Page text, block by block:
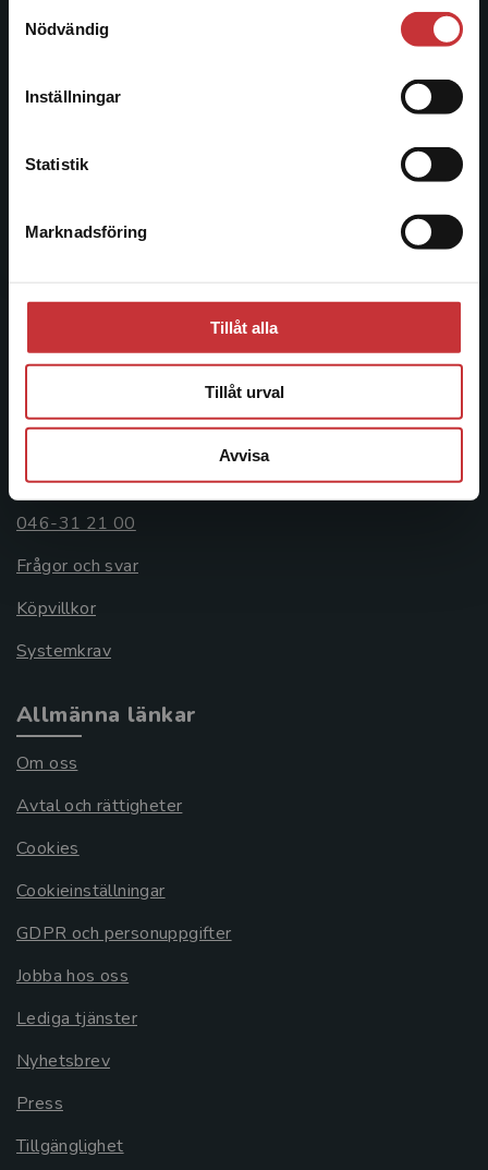
Nödvändig
Inställningar
Statistik
Marknadsföring
Tillåt alla
Tillåt urval
Avvisa
Vi erbjuder inte leveranser utanför Sverige. För
att kunna slutföra ett köp måste
längs hela kunskapsresan.
Kontakta oss
046-31 20 00
Box 141
Åkergränden 1
226 60 Lund
Kundservice
Kontakta kundservice
046-31 21 00
Frågor och svar
Köpvillkor
Systemkrav
Allmänna länkar
Om oss
Avtal och rättigheter
Cookies
Cookieinställningar
GDPR och personuppgifter
Jobba hos oss
Lediga tjänster
Nyhetsbrev
Press
Tillgänglighet